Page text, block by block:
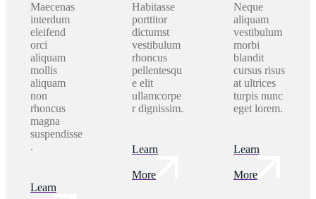
Maecenas
interdum
eleifend
orci
aliquam
mollis
aliquam
non
rhoncus
magna
suspendisse
.
Learn
Habitasse
porttitor
dictumst
vestibulum
rhoncus
pellentesqu
e elit
ullamcorpe
r dignissim.
Learn
More
Neque
aliquam
vestibulum
morbi
blandit
cursus risus
at ultrices
turpis nunc
eget lorem.
Learn
More